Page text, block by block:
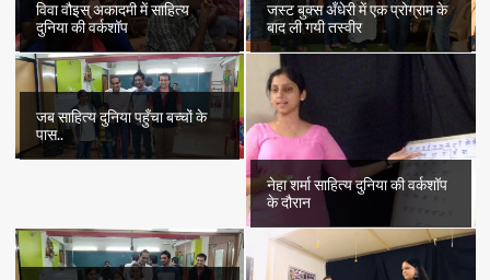
विवा वौइस् अकादमी में साहित्य
दुनिया की वर्कशॉप
जस्ट बुक्स अँधेरी में एक प्रोग्राम के
बाद ली गयी तस्वीर
जब साहित्य दुनिया पहुँचा बच्चों के
पास..
नेहा शर्मा साहित्य दुनिया की वर्कशॉप
के दौरान